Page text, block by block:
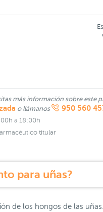
más información sobre este
o llámanos 950 560
a 18:00h
titular
para uñas?
de los hongos de las